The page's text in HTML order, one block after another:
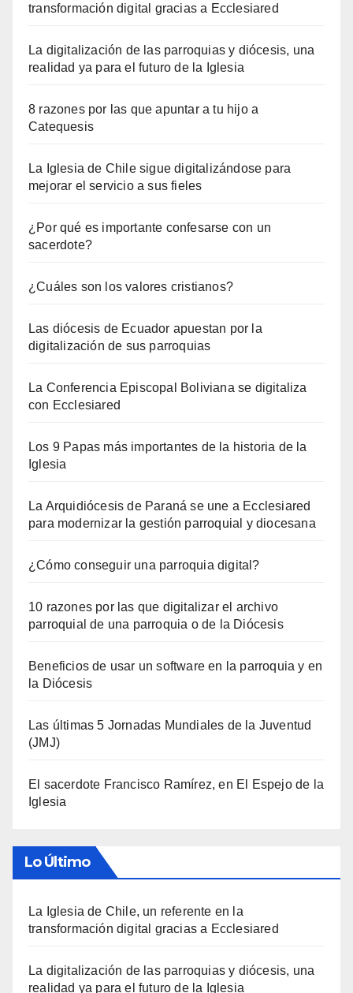
transformación digital gracias a Ecclesiared
La digitalización de las parroquias y diócesis, una
realidad ya para el futuro de la Iglesia
8 razones por las que apuntar a tu hijo a
Catequesis
La Iglesia de Chile sigue digitalizándose para
mejorar el servicio a sus fieles
¿Por qué es importante confesarse con un
sacerdote?
¿Cuáles son los valores cristianos?
Las diócesis de Ecuador apuestan por la
digitalización de sus parroquias
La Conferencia Episcopal Boliviana se digitaliza
con Ecclesiared
Los 9 Papas más importantes de la historia de la
Iglesia
La Arquidiócesis de Paraná se une a Ecclesiared
para modernizar la gestión parroquial y diocesana
¿Cómo conseguir una parroquia digital?
10 razones por las que digitalizar el archivo
parroquial de una parroquia o de la Diócesis
Beneficios de usar un software en la parroquia y en
la Diócesis
Las últimas 5 Jornadas Mundiales de la Juventud
(JMJ)
El sacerdote Francisco Ramírez, en El Espejo de la
Iglesia
Lo Último
La Iglesia de Chile, un referente en la
transformación digital gracias a Ecclesiared
La digitalización de las parroquias y diócesis, una
realidad ya para el futuro de la Iglesia